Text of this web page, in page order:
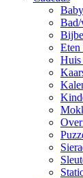
Bad/
Huis